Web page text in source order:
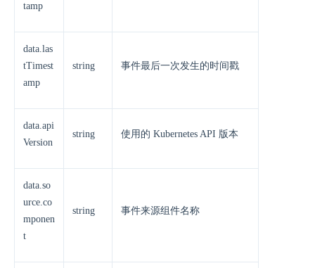
tamp
data.las
tTimest
amp
string 事件最后一次发生的时间戳
data.api
Version
string 使用的 Kubernetes API 版本
data.so
urce.co
mponen
t
string 事件来源组件名称